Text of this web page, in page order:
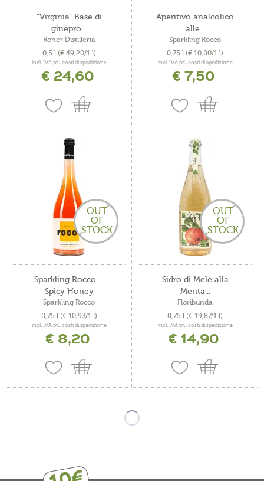
“Virginia” Base di
ginepro...
Roner Distilleria
0,5 l (€ 49,20/1 l)
incl. IVA più costi di spedizione
€ 24,60
Aperitivo analcolico
alle...
Sparkling Rocco
0,75 l (€ 10,00/1 l)
incl. IVA più costi di spedizione
€ 7,50
OUT
OF
STOCK
Sparkling Rocco –
Spicy Honey
Sparkling Rocco
0,75 l (€ 10,93/1 l)
incl. IVA più costi di spedizione
€ 8,20
OUT
OF
STOCK
Sidro di Mele alla
Menta...
Floribunda
0,75 l (€ 19,87/1 l)
incl. IVA più costi di spedizione
€ 14,90